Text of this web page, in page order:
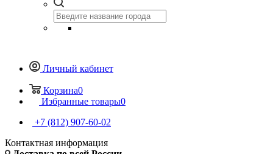
Личный кабинет
Корзина0
Избранные товары0
+7 (812) 907-60-02
Контактная информация